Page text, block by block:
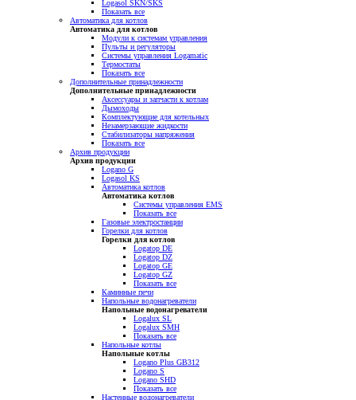
Logasol SKN/SKS
Показать все
Автоматика для котлов
Автоматика для котлов
Модули к системам управления
Пульты и регуляторы
Системы управления Logamatic
Термостаты
Показать все
Дополнительные принадлежности
Дополнительные принадлежности
Аксессуары и запчасти к котлам
Дымоходы
Комплектующие для котельных
Незамерзающие жидкости
Стабилизаторы напряжения
Показать все
Архив продукции
Архив продукции
Logano G
Logasol KS
Автоматика котлов
Автоматика котлов
Системы управления EMS
Показать все
Газовые электростанции
Горелки для котлов
Горелки для котлов
Logatop DE
Logatop DZ
Logatop GE
Logatop GZ
Показать все
Каминные печи
Напольные водонагреватели
Напольные водонагреватели
Logalux SL
Logalux SMH
Показать все
Напольные котлы
Напольные котлы
Logano Plus GB312
Logano S
Logano SHD
Показать все
Настенные водонагреватели